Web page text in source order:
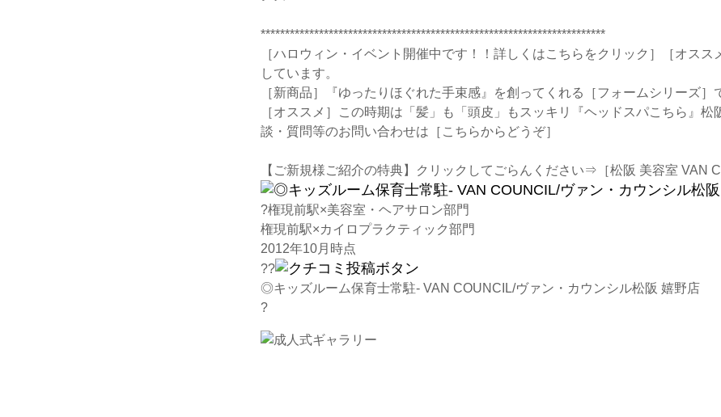
***********************************************************************
［ハロウィン・イベント開催中です！！詳しくはこちらをクリック］［オス
しています。
［新商品］『ゆったりほぐれた手束感』を創ってくれる［フォームシリーズ］
［オススメ］この時期は「髪」も「頭皮」もスッキリ『ヘッドスパこちら』
談・質問等のお問い合わせは［こちらからどうぞ］
【ご新規様ご紹介の特典】クリックしてごらんください⇒［松阪 美容室 VAN
?権現前駅×美容室・ヘアサロン部門
権現前駅×カイロプラクティック部門
2012年10月時点
??
◎キッズルーム保育士常駐- VAN COUNCIL/ヴァン・カウンシル松阪 嬉野店
?